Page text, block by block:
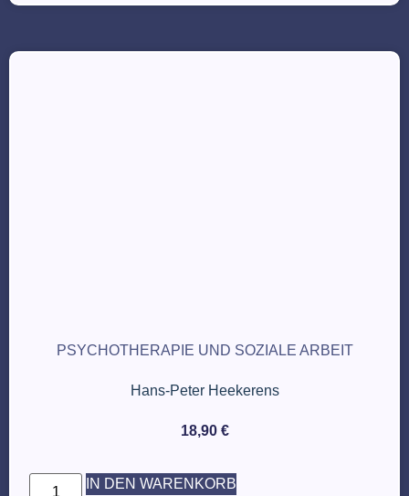
PSYCHOTHERAPIE UND SOZIALE ARBEIT
Hans-Peter Heekerens
18,90 €
IN DEN WARENKORB